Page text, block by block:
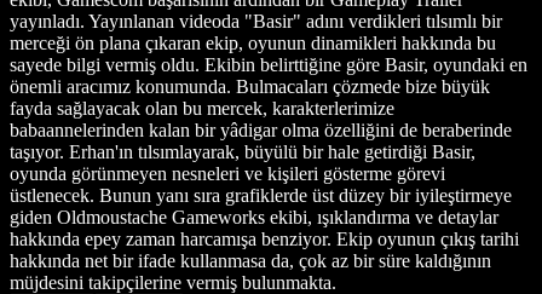
yayınladı. Yayınlanan videoda "Basir" adını verdikleri tılsımlı bir
merceği ön plana çıkaran ekip, oyunun dinamikleri hakkında bu
sayede bilgi vermiş oldu. Ekibin belirttiğine göre Basir, oyundaki en
önemli aracımız konumunda. Bulmacaları çözmede bize büyük
fayda sağlayacak olan bu mercek, karakterlerimize
babaannelerinden kalan bir yâdigar olma özelliğini de beraberinde
taşıyor. Erhan'ın tılsımlayarak, büyülü bir hale getirdiği Basir,
oyunda görünmeyen nesneleri ve kişileri gösterme görevi
üstlenecek. Bunun yanı sıra grafiklerde üst düzey bir iyileştirmeye
giden Oldmoustache Gameworks ekibi, ışıklandırma ve detaylar
hakkında epey zaman harcamışa benziyor. Ekip oyunun çıkış tarihi
hakkında net bir ifade kullanmasa da, çok az bir süre kaldığının
müjdesini takipçilerine vermiş bulunmakta.